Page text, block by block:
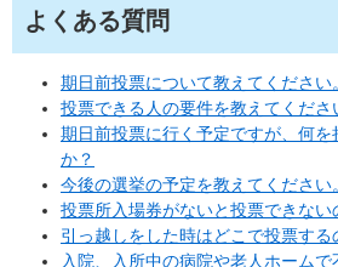
よくある質問
期日前投票について教えてください。
投票できる人の要件を教えてくださ
期日前投票に行く予定ですが、何
か？
今後の選挙の予定を教えてください。
投票所入場券がないと投票できない
引っ越しをした時はどこで投票する
入院、入所中の病院や老人ホーム